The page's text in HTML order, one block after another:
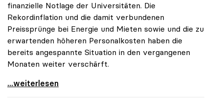
finanzielle Notlage der Universitäten. Die
Rekordinflation und die damit verbundenen
Preissprünge bei Energie und Mieten sowie und die zu
erwartenden höheren Personalkosten haben die
bereits angespannte Situation in den vergangenen
Monaten weiter verschärft.
Universitäten schlagen Alarm: Budgetloch hat sich
...weiterlesen